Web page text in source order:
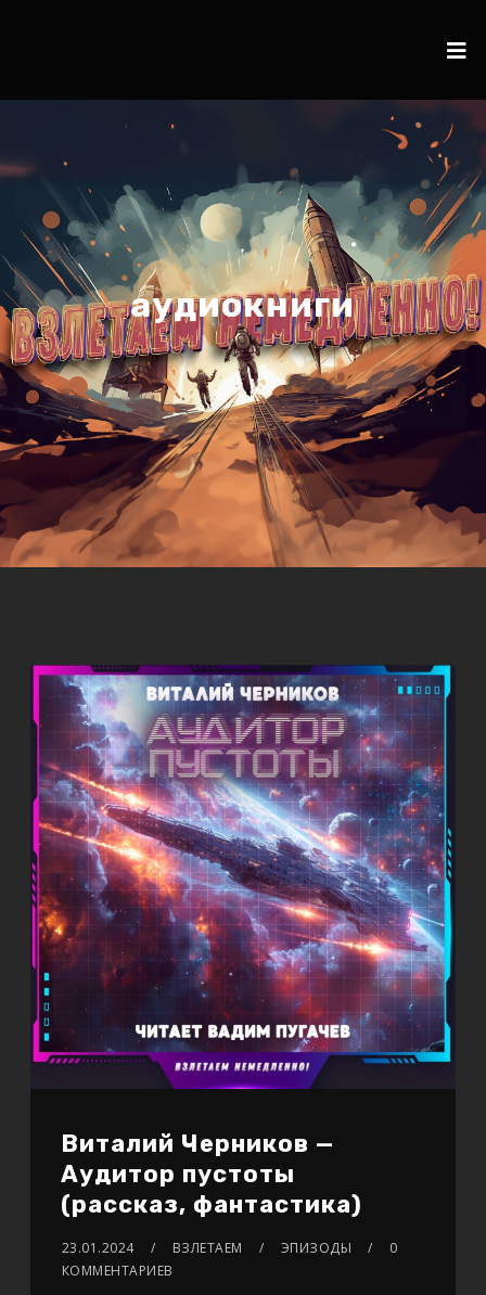
аудиокниги
Виталий Черников —
Аудитор пустоты
(рассказ, фантастика)
23.01.2024 ВЗЛЕТАЕМ ЭПИЗОДЫ
0
КОММЕНТАРИЕВ